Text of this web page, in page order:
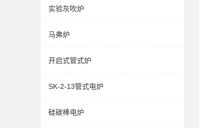
实验灰吹炉
马弗炉
开启式管式炉
SK-2-13管式电炉
硅碳棒电炉